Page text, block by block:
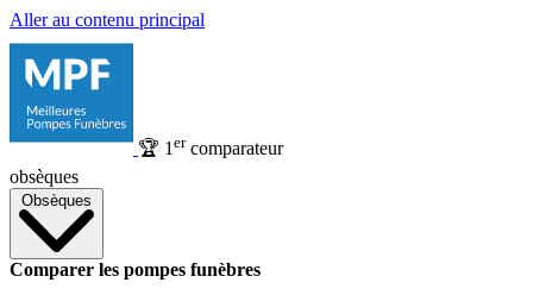
Aller au contenu principal
🏆 1 ercomparateur
obsèques
Obsèques
Comparer les pompes funèbres